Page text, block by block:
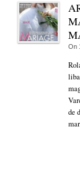
On
de